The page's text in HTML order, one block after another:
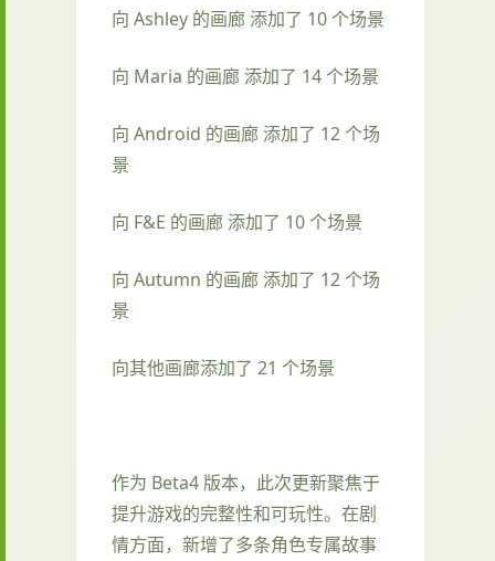
向 Ashley 的画廊 添加了 10 个场景
向 Maria 的画廊 添加了 14 个场景
向 Android 的画廊 添加了 12 个场
景
向 F&E 的画廊 添加了 10 个场景
向 Autumn 的画廊 添加了 12 个场
景
向其他画廊添加了 21 个场景
作为 Beta4 版本，此次更新聚焦于
提升游戏的完整性和可玩性。在剧
情方面，新增了多条角色专属故事